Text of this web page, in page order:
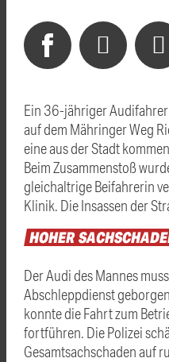
Ein 36-jähriger
auf dem Mähringer Weg
eine aus der Stadt
Beim Zusammenstoß
gleichaltrige Beifahrerin
Klinik. Die Insassen der
HOHER
Der Audi des Mannes
Abschleppdienst
konnte die Fahrt zum
fortführen. Die Polizei
Gesamtsachschaden auf